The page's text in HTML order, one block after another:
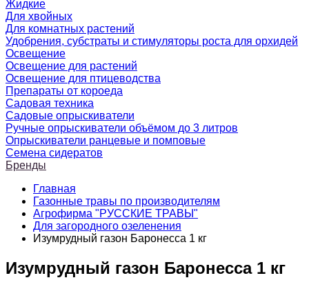
Жидкие
Для хвойных
Для комнатных растений
Удобрения, субстраты и стимуляторы роста для орхидей
Освещение
Освещение для растений
Освещение для птицеводства
Препараты от короеда
Садовая техника
Садовые опрыскиватели
Ручные опрыскиватели объёмом до 3 литров
Опрыскиватели ранцевые и помповые
Семена сидератов
Бренды
Главная
Газонные травы по производителям
Агрофирма "РУССКИЕ ТРАВЫ"
Для загородного озеленения
Изумрудный газон Баронесса 1 кг
Изумрудный газон Баронесса 1 кг